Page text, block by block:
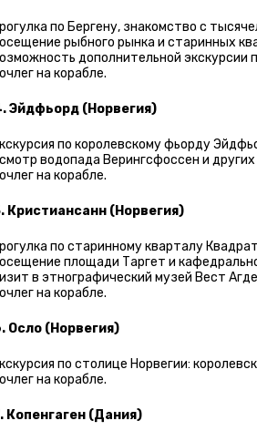
по Бергену, знакомство с
рыбного рынка и старинных
дополнительной экскурсии
на корабле.
Эйдфьорд (Норвегия)
по королевскому фьорду
водопада Верингсфоссен и
на корабле.
Кристиансанн (Норвегия)
по старинному кварталу
площади Таргет и
в этнографический музей Вест
на корабле.
Осло (Норвегия)
по столице Норвегии:
на корабле.
Копенгаген (Дания)